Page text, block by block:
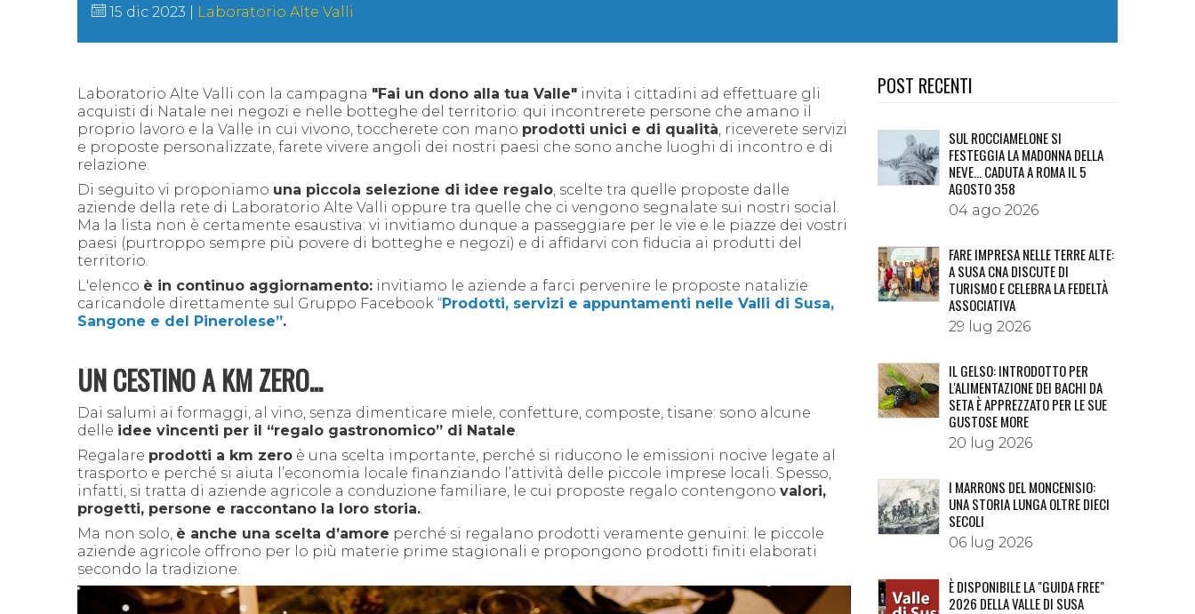
15 dic 2023 Laboratorio Alte Valli
Laboratorio Alte Valli con la campagna "Fai un dono alla tua Valle" invita i cittadini ad effettuare gli
acquisti di Natale nei negozi e nelle botteghe del territorio: qui incontrerete persone che amano il
proprio lavoro e la Valle in cui vivono, toccherete con mano prodotti unici e di qualità, riceverete servizi
e proposte personalizzate, farete vivere angoli dei nostri paesi che sono anche luoghi di incontro e di
relazione.
Di seguito vi proponiamo una piccola selezione di idee regalo, scelte tra quelle proposte dalle
aziende della rete di Laboratorio Alte Valli oppure tra quelle che ci vengono segnalate sui nostri social.
Ma la lista non è certamente esaustiva: vi invitiamo dunque a passeggiare per le vie e le piazze dei vostri
paesi (purtroppo sempre più povere di botteghe e negozi) e di affidarvi con fiducia ai produtti del
territorio.
L'elenco è in continuo aggiornamento: invitiamo le aziende a farci pervenire le proposte natalizie
caricandole direttamente sul Gruppo Facebook “Prodotti, servizi e appuntamenti nelle Valli di Susa,
Sangone e del Pinerolese”.
UN CESTINO A KM ZERO...
Dai salumi ai formaggi, al vino, senza dimenticare miele, confetture, composte, tisane: sono alcune
delle idee vincenti per il “regalo gastronomico” di Natale.
Regalare prodotti a km zero è una scelta importante, perché si riducono le emissioni nocive legate al
trasporto e perché si aiuta l’economia locale finanziando l’attività delle piccole imprese locali. Spesso,
infatti, si tratta di aziende agricole a conduzione familiare, le cui proposte regalo contengono valori,
progetti, persone e raccontano la loro storia..
Ma non solo, è anche una scelta d’amore perché si regalano prodotti veramente genuini: le piccole
aziende agricole offrono per lo più materie prime stagionali e propongono prodotti finiti elaborati
secondo la tradizione.
POST RECENTI
SUL ROCCIAMELONE SI
FESTEGGIA LA MADONNA DELLA
NEVE… CADUTA A ROMA IL 5
AGOSTO 358
04 ago 2026
FARE IMPRESA NELLE TERRE ALTE:
A SUSA CNA DISCUTE DI
TURISMO E CELEBRA LA FEDELTÀ
ASSOCIATIVA
29 lug 2026
IL GELSO: INTRODOTTO PER
L'ALIMENTAZIONE DEI BACHI DA
SETA È APPREZZATO PER LE SUE
GUSTOSE MORE
20 lug 2026
I MARRONS DEL MONCENISIO:
UNA STORIA LUNGA OLTRE DIECI
SECOLI
06 lug 2026
È DISPONIBILE LA "GUIDA FREE"
2026 DELLA VALLE DI SUSA